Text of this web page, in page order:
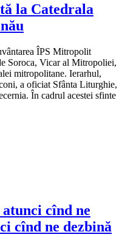
la Catedrala
ÎPS Mitropolit
Soroca, Vicar al Mitropoliei,
mitropolitane. Ierarhul,
a oficiat Sfânta Liturghie,
În cadrul acestei sfinte
cînd ne
cînd ne dezbină